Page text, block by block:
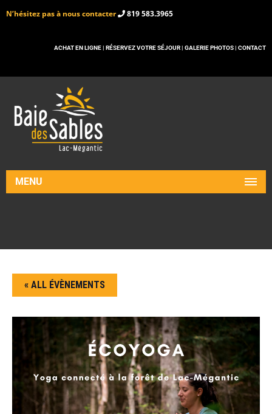
N’hésitez pas à nous contacter 819 583.3965
ACHAT EN LIGNE | RÉSERVEZ VOTRE SÉJOUR | GALERIE PHOTOS | CONTACT
MENU
« ALL ÉVÈNEMENTS